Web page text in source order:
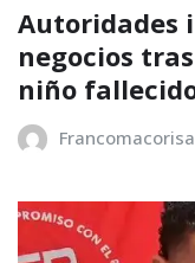
Autoridades
negocios
niño